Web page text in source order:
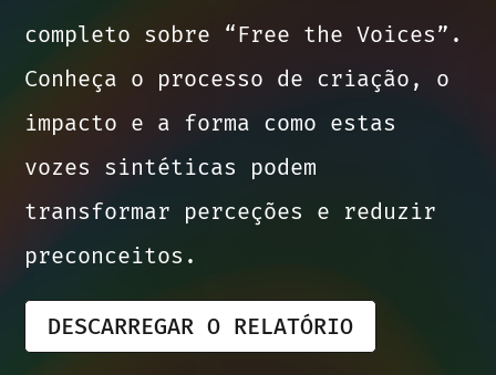
história, a sua própria
identidade. É o momento de
todas serem ouvidas e
valorizadas de forma igual.
Num mundo cada vez mais
inteligência artificial, só a
completo sobre “Free the Voices”.
Conheça o processo de criação, o
impacto e a forma como estas
vozes sintéticas podem
transformar perceções e reduzir
preconceitos.
DESCARREGAR O RELATÓRIO